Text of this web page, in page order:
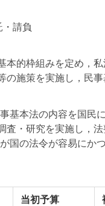
請負
的枠組みを定め，
の施策を実施し，民
本法の内容を国民
・研究を実施し，法
の法令が容易にか
当初予算